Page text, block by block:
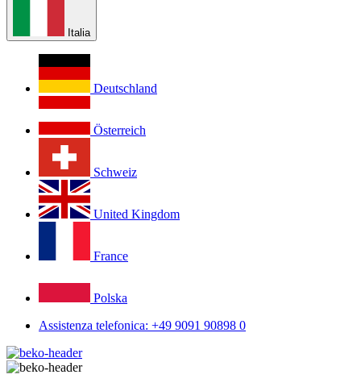
Italia
Deutschland
Österreich
Schweiz
United Kingdom
France
Polska
Assistenza telefonica: +49 9091 90898 0